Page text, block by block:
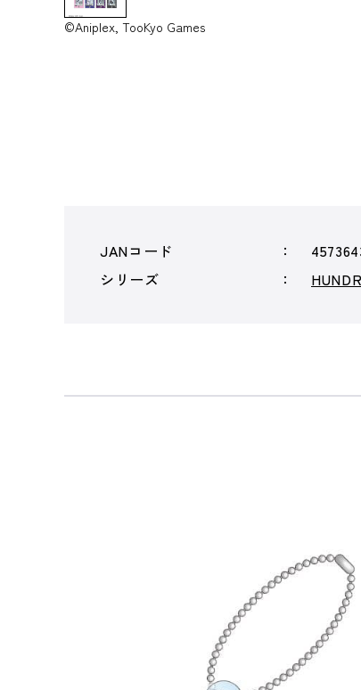
©Aniplex, TooKyo Games
JANコード
シリーズ